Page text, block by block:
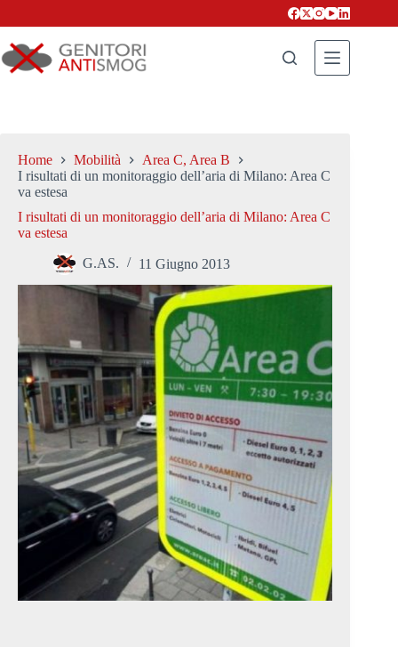
Home Mobilità
Area C, Area B
I risultati di un monitoraggio dell’aria di Milano: Area C
va estesa
I risultati di un monitoraggio dell’aria di Milano: Area C
va estesa
G.AS. 11 Giugno 2013